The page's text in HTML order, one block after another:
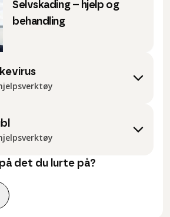
Selvskading – hjelp og
behandling
det du lurte på?